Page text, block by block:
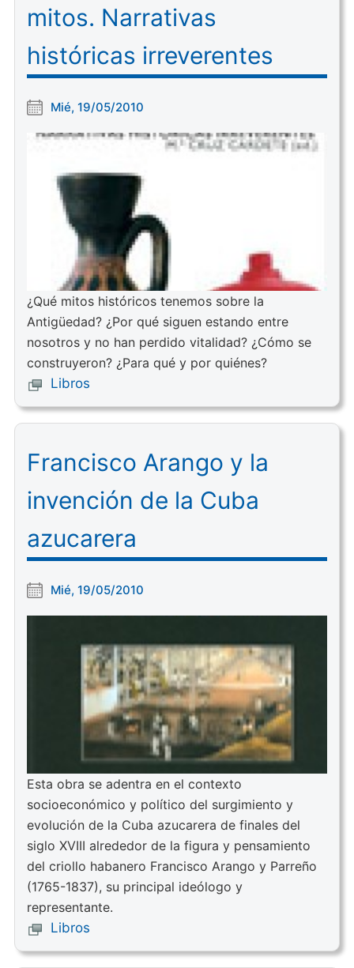
mitos. Narrativas
históricas irreverentes
Mié, 19/05/2010
¿Qué mitos históricos tenemos sobre la
Antigüedad? ¿Por qué siguen estando entre
nosotros y no han perdido vitalidad? ¿Cómo se
construyeron? ¿Para qué y por quiénes?
Libros
Francisco Arango y la
invención de la Cuba
azucarera
Mié, 19/05/2010
Esta obra se adentra en el contexto
socioeconómico y político del surgimiento y
evolución de la Cuba azucarera de finales del
siglo XVIII alrededor de la figura y pensamiento
del criollo habanero Francisco Arango y Parreño
(1765-1837), su principal ideólogo y
representante.
Libros